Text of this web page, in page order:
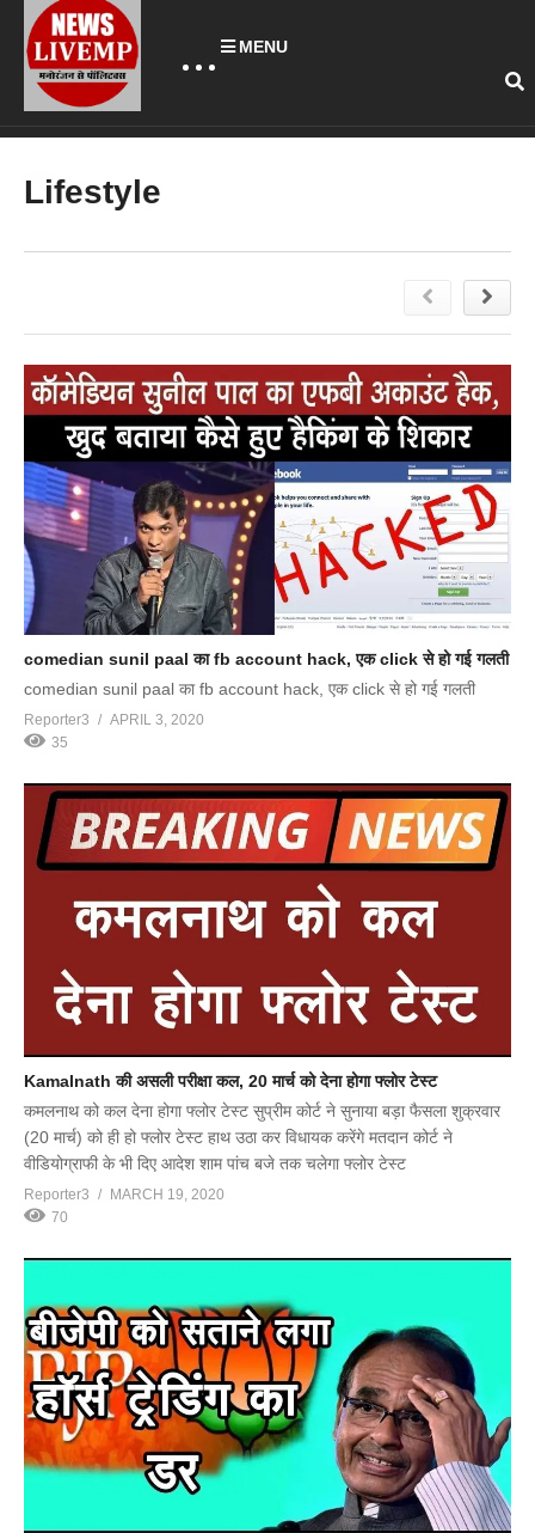
MENU
Lifestyle
comedian sunil paal का fb account hack, एक click से हो गई गलती
comedian sunil paal का fb account hack, एक click से हो गई गलती
Reporter3
APRIL 3, 2020
35
Kamalnath की असली परीक्षा कल, 20 मार्च को देना होगा फ्लोर टेस्ट
कमलनाथ को कल देना होगा फ्लोर टेस्ट सुप्रीम कोर्ट ने सुनाया बड़ा फैसला शुक्रवार
(20 मार्च) को ही हो फ्लोर टेस्ट हाथ उठा कर विधायक करेंगे मतदान कोर्ट ने
वीडियोग्राफी के भी दिए आदेश शाम पांच बजे तक चलेगा फ्लोर टेस्ट
Reporter3
MARCH 19, 2020
70